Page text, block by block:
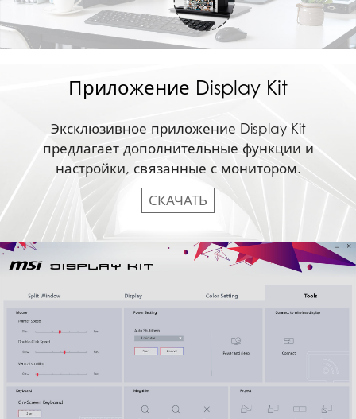
Приложение Display Kit
Эксклюзивное приложение Display Kit
предлагает дополнительные функции и
настройки, связанные с монитором.
СКАЧАТЬ